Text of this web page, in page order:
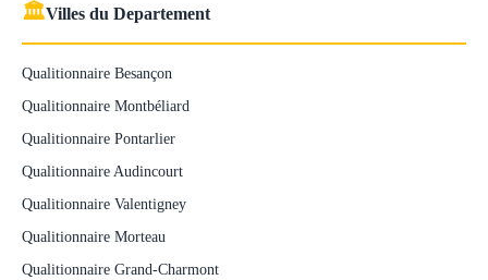
🏛Villes du Departement
Qualitionnaire Besançon
Qualitionnaire Montbéliard
Qualitionnaire Pontarlier
Qualitionnaire Audincourt
Qualitionnaire Valentigney
Qualitionnaire Morteau
Qualitionnaire Grand-Charmont